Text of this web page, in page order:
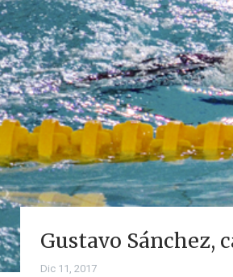
Gustavo Sánchez,
Dic 11, 2017